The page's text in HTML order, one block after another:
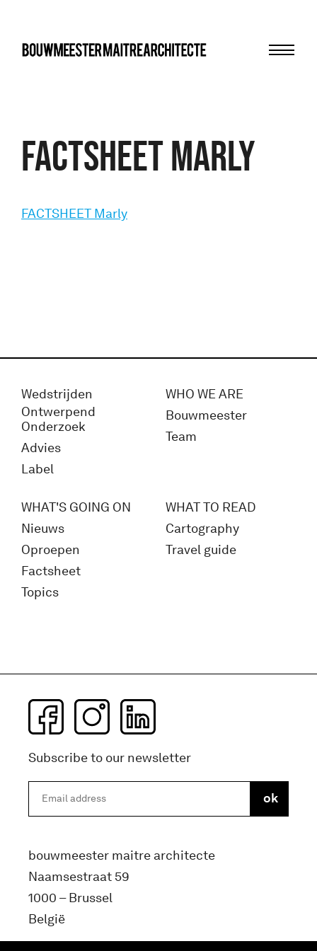
FACTSHEET Marly
FACTSHEET Marly
Wedstrijden
Ontwerpend
Onderzoek
Advies
Label
WHO WE ARE
Bouwmeester
Team
WHAT'S GOING ON
Nieuws
Oproepen
Factsheet
Topics
WHAT TO READ
Cartography
Travel guide
Subscribe to our newsletter
bouwmeester maitre architecte
Naamsestraat 59
1000 – Brussel
België